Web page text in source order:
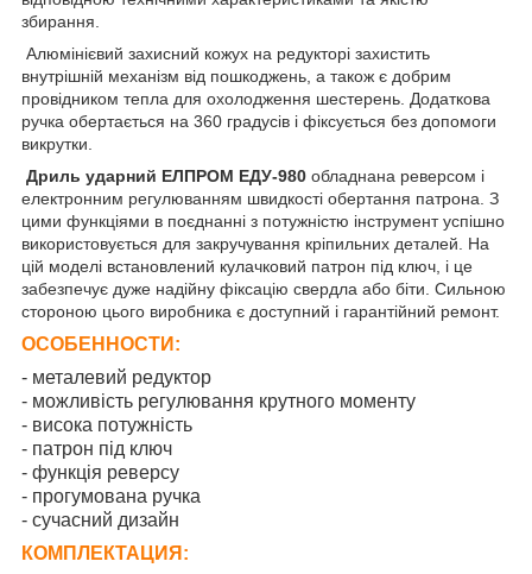
збирання.
Алюмінієвий захисний кожух на редукторі захистить
внутрішній механізм від пошкоджень, а також є добрим
провідником тепла для охолодження шестерень. Додаткова
ручка обертається на 360 градусів і фіксується без допомоги
викрутки.
Дриль ударний ЕЛПРОМ ЕДУ-980 обладнана реверсом і
електронним регулюванням швидкості обертання патрона. З
цими функціями в поєднанні з потужністю інструмент успішно
використовується для закручування кріпильних деталей. На
цій моделі встановлений кулачковий патрон під ключ, і це
забезпечує дуже надійну фіксацію свердла або біти. Сильною
стороною цього виробника є доступний і гарантійний ремонт.
ОСОБЕННОСТИ:
- металевий редуктор
- можливість регулювання крутного моменту
- висока потужність
- патрон під ключ
- функція реверсу
- прогумована ручка
- сучасний дизайн
КОМПЛЕКТАЦИЯ: